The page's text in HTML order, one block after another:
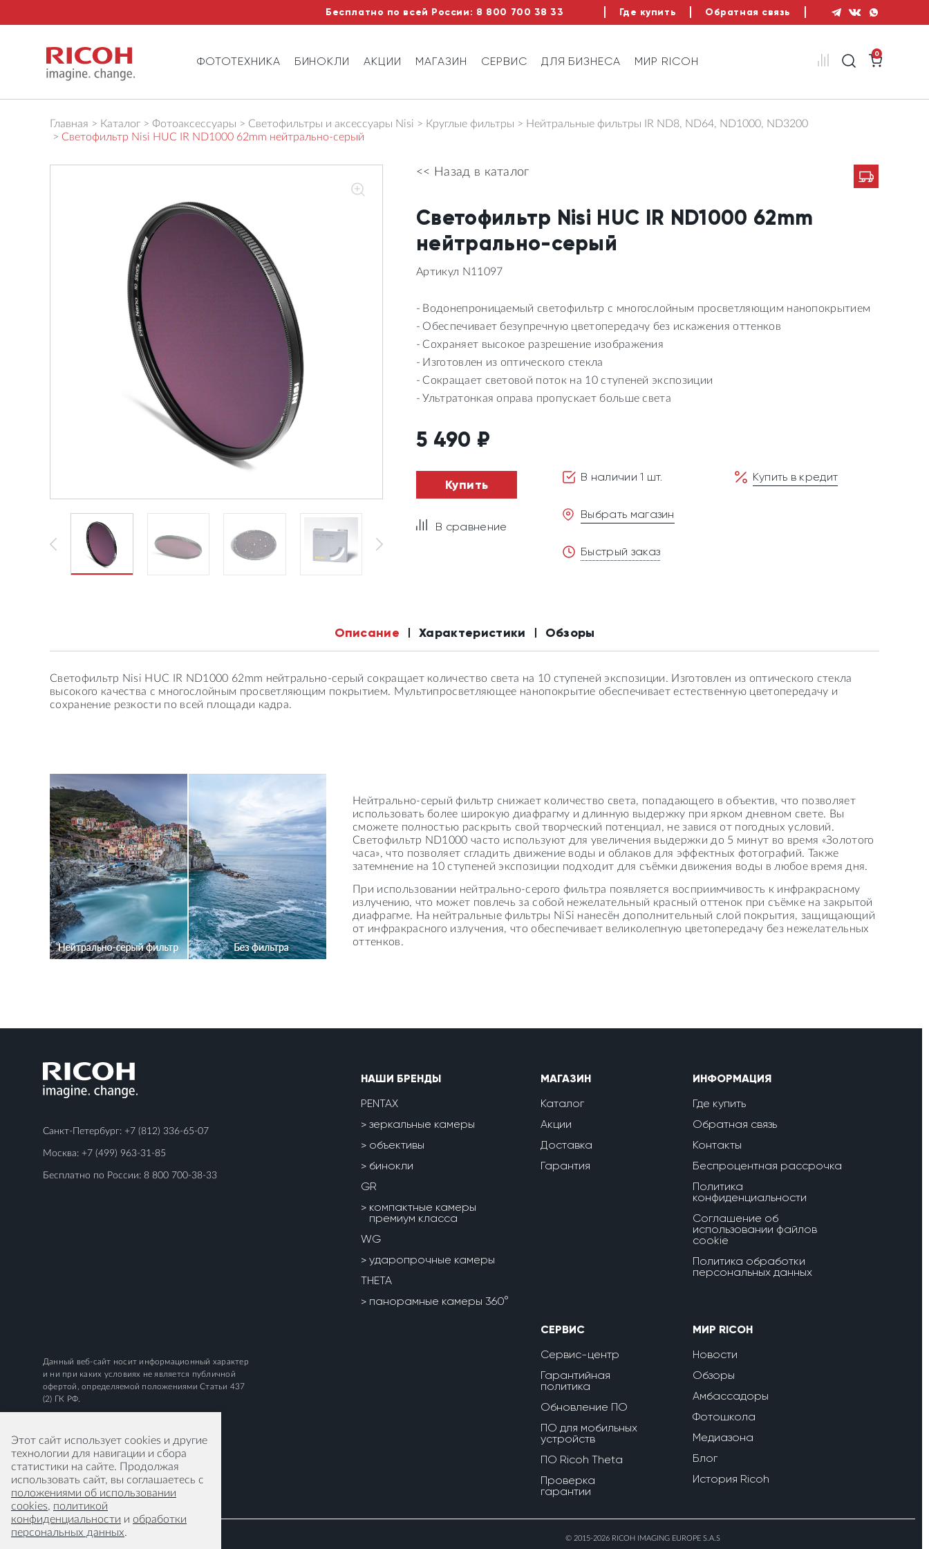
Бесплатно по всей России: 8 800 700 38 33 Где купить Обратная связь
ФОТОТЕХНИКА БИНОКЛИ АКЦИИ МАГАЗИН СЕРВИС ДЛЯ БИЗНЕСА МИР RICOH
0
Главная Каталог Фотоаксессуары Светофильтры и аксессуары Nisi Круглые фильтры
Нейтральные фильтры IR ND8, ND64, ND1000, ND3200
Светофильтр Nisi HUC IR ND1000 62mm нейтрально-серый
<< Назад в каталог
Светофильтр Nisi HUC IR ND1000 62mm
нейтрально-серый
Артикул N11097
Водонепроницаемый светофильтр с многослойным просветляющим нанопокрытием
Обеспечивает безупречную цветопередачу без искажения оттенков
Сохраняет высокое разрешение изображения
Изготовлен из оптического стекла
Сокращает световой поток на 10 ступеней экспозиции
Ультратонкая оправа пропускает больше света
5 490 ₽
Купить
В сравнение
В наличии 1 шт.
Выбрать магазин
Быстрый заказ
Купить в кредит
Описание Характеристики Обзоры
Светофильтр Nisi HUC IR ND1000 62mm нейтрально-серый сокращает количество света на 10 ступеней экспозиции. Изготовлен из оптического стекла
высокого качества с многослойным просветляющим покрытием. Мультипросветляющее нанопокрытие обеспечивает естественную цветопередачу и
сохранение резкости по всей площади кадра.
Нейтрально-серый фильтр снижает количество света, попадающего в объектив, что позволяет
использовать более широкую диафрагму и длинную выдержку при ярком дневном свете. Вы
сможете полностью раскрыть свой творческий потенциал, не завися от погодных условий.
Светофильтр ND1000 часто используют для увеличения выдержки до 5 минут во время «Золотого
часа», что позволяет сгладить движение воды и облаков для эффектных фотографий. Также
затемнение на 10 ступеней экспозиции подходит для съёмки движения воды в любое время дня.
При использовании нейтрально-серого фильтра появляется восприимчивость к инфракрасному
излучению, что может повлечь за собой нежелательный красный оттенок при съёмке на закрытой
диафрагме. На нейтральные фильтры NiSi нанесён дополнительный слой покрытия, защищающий
от инфракрасного излучения, что обеспечивает великолепную цветопередачу без нежелательных
оттенков.
Санкт-Петербург: +7 (812) 336-65-07
Москва: +7 (499) 963-31-85
Бесплатно по России: 8 800 700-38-33
НАШИ БРЕНДЫ
PENTAX
зеркальные камеры
объективы
бинокли
GR
компактные камеры
премиум класса
WG
ударопрочные камеры
THETA
панорамные камеры 360°
МАГАЗИН
Каталог
Акции
Доставка
Гарантия
ИНФОРМАЦИЯ
Где купить
Обратная связь
Контакты
Беспроцентная рассрочка
Политика
конфиденциальности
Соглашение об
использовании файлов
cookie
Политика обработки
персональных данных
СЕРВИС
Сервис-центр
Гарантийная
политика
Обновление ПО
ПО для мобильных
устройств
ПО Ricoh Theta
Проверка
гарантии
МИР RICOH
Новости
Обзоры
Амбассадоры
Фотошкола
Медиазона
Блог
История Ricoh
Данный веб-сайт носит информационный характер
и ни при каких условиях не является публичной
офертой, определяемой положениями Статьи 437
(2) ГК РФ.
© 2015-2026 RICOH IMAGING EUROPE S.A.S
Этот сайт использует cookies и другие
технологии для навигации и сбора
статистики на сайте. Продолжая
использовать сайт, вы соглашаетесь с
положениями об использовании
cookies, политикой
конфиденциальности и обработки
персональных данных.